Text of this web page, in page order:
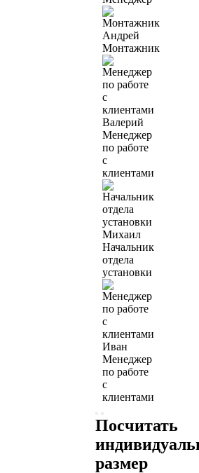
Андрей
Монтажник
Валерий
Менеджер
по работе
с
клиентами
Михаил
Начальник
отдела
установки
Иван
Менеджер
по работе
с
клиентами
Посчитать
размер